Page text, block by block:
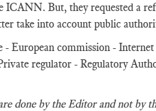
ICANN. But, they requested a
take into account public
European commission -
regulator - Regulatory
done by the Editor and not by